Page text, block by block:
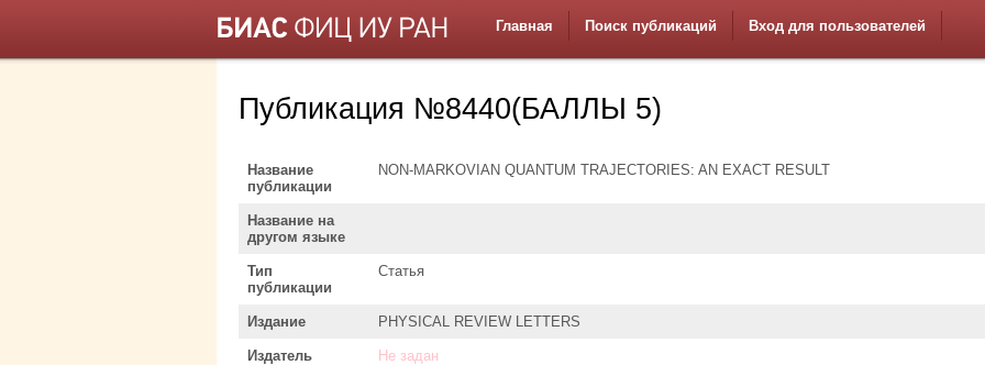
Главная Поиск публикаций Вход для пользователей
Публикация №8440(БАЛЛЫ 5)
Название
публикации
NON-MARKOVIAN QUANTUM TRAJECTORIES: AN EXACT RESULT
Название на
другом языке
Тип
публикации
Статья
Издание PHYSICAL REVIEW LETTERS
Издатель Не задан